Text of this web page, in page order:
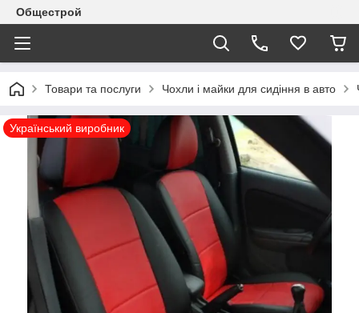
Общестрой
Товари та послуги Чохли і майки для сидіння в авто
Український виробник